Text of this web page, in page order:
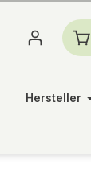
Hersteller